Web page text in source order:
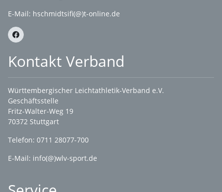
E-Mail: hschmidtsifi(@)t-online.de
Kontakt Verband
Württembergischer Leichtathletik-Verband e.V.
Geschäftsstelle
Fritz-Walter-Weg 19
70372 Stuttgart
Telefon: 0711 28077-700
E-Mail: info(@)wlv-sport.de